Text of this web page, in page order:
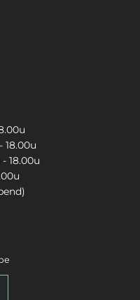
18.00u
18.00u